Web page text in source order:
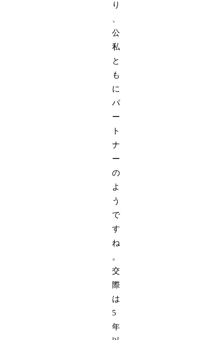
り
公
私
と
も
に
パ
ー
ト
ナ
ー
の
よ
う
で
す
ね
。
交
際
は
5
年